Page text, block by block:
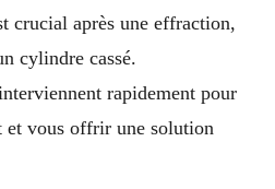
crucial après une effraction,
cylindre cassé.
rapidement pour
et vous offrir une solution